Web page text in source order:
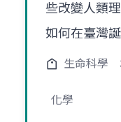
些改變人類
如何在臺灣
生命科學
化學